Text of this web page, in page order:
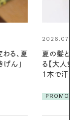
シュす
】 この
地よく
2026.06.01
真夏に向け
やりジェルと
地よくうるお
PROMOTION